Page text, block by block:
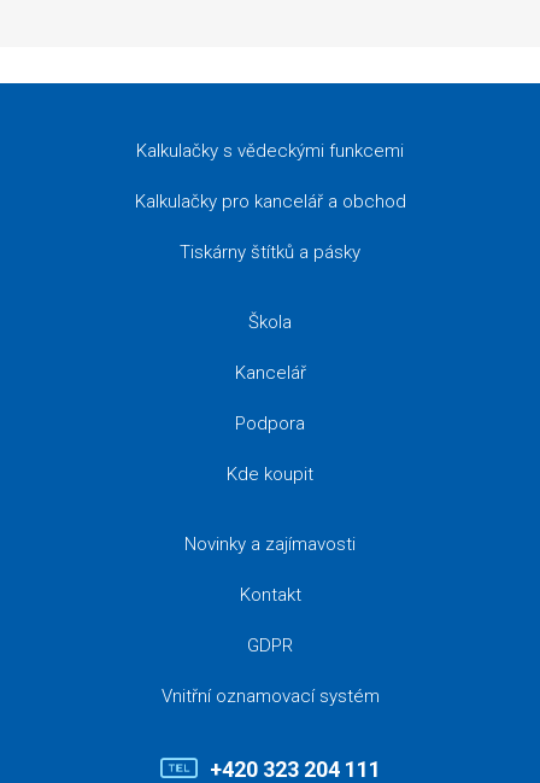
Kalkulačky s vědeckými funkcemi
Kalkulačky pro kancelář a obchod
Tiskárny štítků a pásky
Škola
Kancelář
Podpora
Kde koupit
Novinky a zajímavosti
Kontakt
GDPR
Vnitřní oznamovací systém
+420 323 204 111